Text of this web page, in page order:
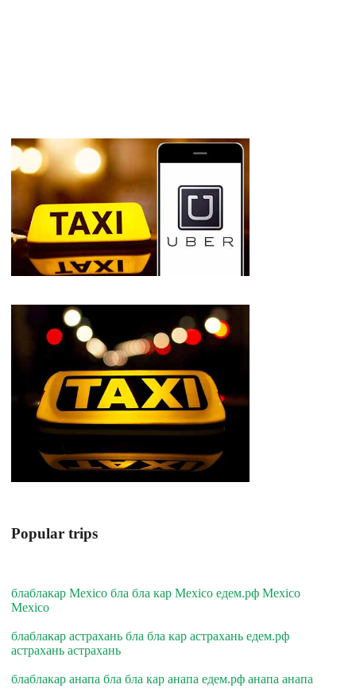
Popular trips
блаблакар Mexico бла бла кар Mexico едем.рф Mexico
Mexico
блаблакар астрахань бла бла кар астрахань едем.рф
астрахань астрахань
блаблакар анапа бла бла кар анапа едем.рф анапа анапа